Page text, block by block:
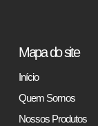
Mapa do site
Início
Quem Somos
Nossos Produtos